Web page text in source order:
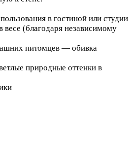
в гостиной или студии
(благодаря независимому
питомцев — обивка
природные оттенки в